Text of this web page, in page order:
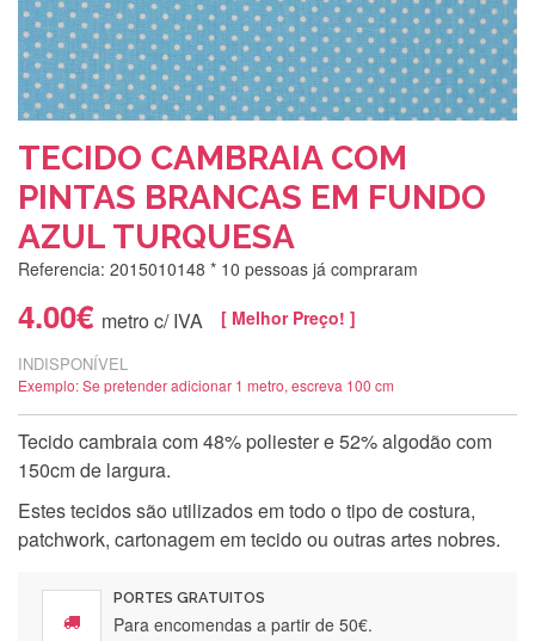
TECIDO CAMBRAIA COM
PINTAS BRANCAS EM FUNDO
AZUL TURQUESA
Referencia: 2015010148 * 10 pessoas já compraram
4.00€ metro c/ IVA [ Melhor Preço! ]
INDISPONÍVEL
Exemplo: Se pretender adicionar 1 metro, escreva 100 cm
Tecido cambraia com 48% poliester e 52% algodão com
150cm de largura.
Estes tecidos são utilizados em todo o tipo de costura,
patchwork, cartonagem em tecido ou outras artes nobres.
PORTES GRATUITOS
Para encomendas a partir de 50€.